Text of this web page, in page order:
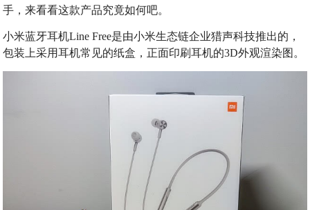
手，来看看这款产品究竟如何吧。
小米蓝牙耳机Line Free是由小米生态链企业猎声科技推出的，
包装上采用耳机常见的纸盒，正面印刷耳机的3D外观渲染图。